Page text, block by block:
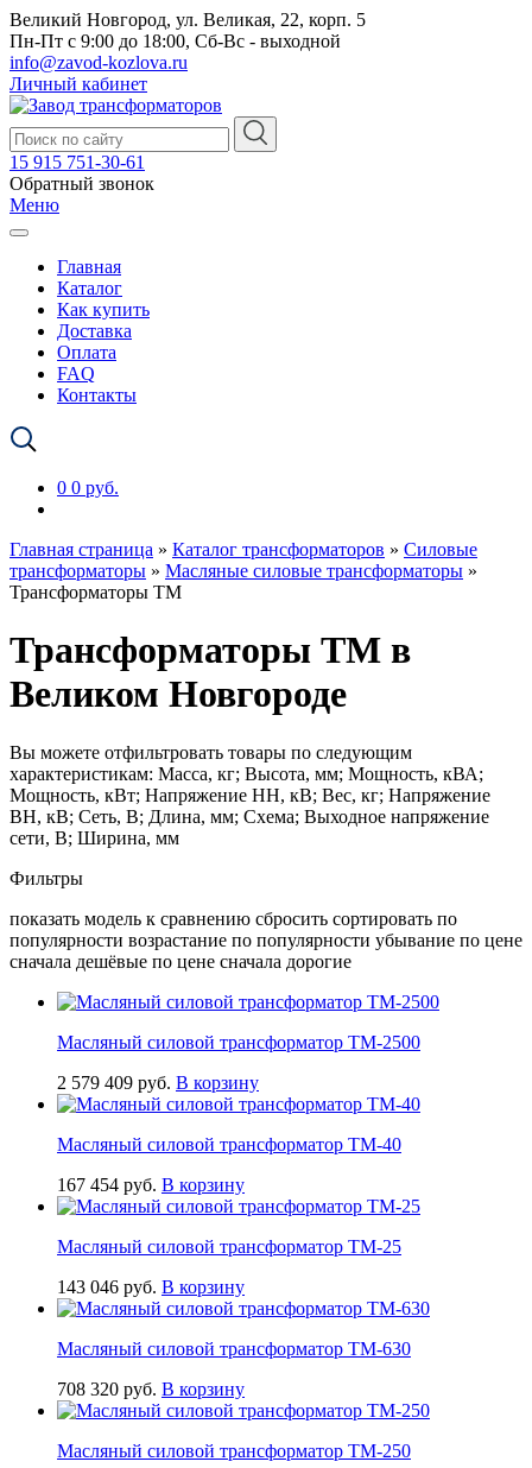
Великий Новгород, ул. Великая, 22, корп. 5
Пн-Пт с 9:00 до 18:00, Сб-Вс - выходной
info@zavod-kozlova.ru
Личный кабинет
15 915 751-30-61
Обратный звонок
Меню
Главная
Каталог
Как купить
Доставка
Оплата
FAQ
Контакты
0 0 руб.
Главная страница » Каталог трансформаторов » Силовые
трансформаторы » Масляные силовые трансформаторы »
Трансформаторы ТМ
Трансформаторы ТМ в
Великом Новгороде
Вы можете отфильтровать товары по следующим
характеристикам: Масса, кг; Высота, мм; Мощность, кВА;
Мощность, кВт; Напряжение НН, кВ; Вес, кг; Напряжение
ВН, кВ; Сеть, В; Длина, мм; Схема; Выходное напряжение
сети, В; Ширина, мм
Фильтры
показать модель к сравнению сбросить сортировать по
популярности возрастание по популярности убывание по цене
сначала дешёвые по цене сначала дорогие
Масляный силовой трансформатор ТМ-2500
2 579 409 руб. В корзину
Масляный силовой трансформатор ТМ-40
167 454 руб. В корзину
Масляный силовой трансформатор ТМ-25
143 046 руб. В корзину
Масляный силовой трансформатор ТМ-630
708 320 руб. В корзину
Масляный силовой трансформатор ТМ-250